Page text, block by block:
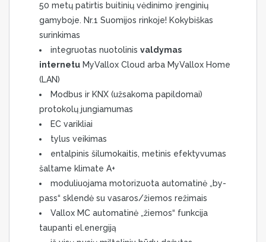
50 metų patirtis buitinių vėdinimo įrenginių
gamyboje. Nr.1 Suomijos rinkoje! Kokybiškas
surinkimas
integruotas nuotolinis valdymas
internetu MyVallox Cloud arba MyVallox Home
(LAN)
Modbus ir KNX (užsakoma papildomai)
protokolų jungiamumas
EC varikliai
tylus veikimas
entalpinis šilumokaitis, metinis efektyvumas
šaltame klimate A+
moduliuojama motorizuota automatinė „by-
pass“ sklendė su vasaros/žiemos režimais
Vallox MC automatinė „žiemos“ funkcija
taupanti el.energiją